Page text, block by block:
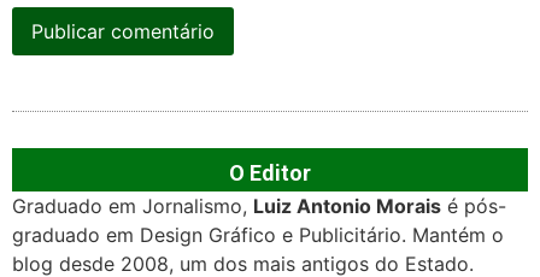
O Editor
Graduado em Jornalismo, Luiz Antonio Morais é pós-
graduado em Design Gráfico e Publicitário. Mantém o
blog desde 2008, um dos mais antigos do Estado.